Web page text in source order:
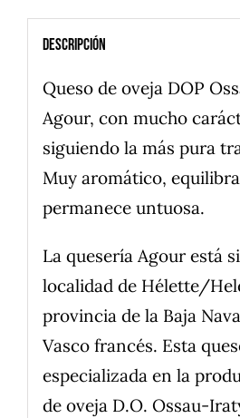
Descripción
Queso de oveja DOP
Agour, con mucho
siguiendo la más pura
Muy aromático,
permanece untuosa.
La quesería Agour está
localidad de Hélette/
provincia de la Baja
Vasco francés. Esta
especializada en la
de oveja D.O. Ossau-